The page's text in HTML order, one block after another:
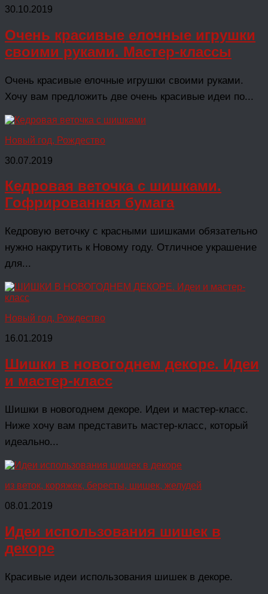
30.10.2019
Очень красивые елочные игрушки
своими руками. Мастер-классы
Очень красивые елочные игрушки своими руками.
Хочу вам предложить две очень красивые идеи по...
Новый год, Рождество
30.07.2019
Кедровая веточка с шишками.
Гофрированная бумага
Кедровую веточку с красными шишками обязательно
нужно накрутить к Новому году. Отличное украшение
для...
Новый год, Рождество
16.01.2019
Шишки в новогоднем декоре. Идеи
и мастер-класс
Шишки в новогоднем декоре. Идеи и мастер-класс.
Ниже хочу вам представить мастер-класс, который
идеально...
из веток, коряжек, бересты, шишек, желудей
08.01.2019
Идеи использования шишек в
декоре
Красивые идеи использования шишек в декоре.